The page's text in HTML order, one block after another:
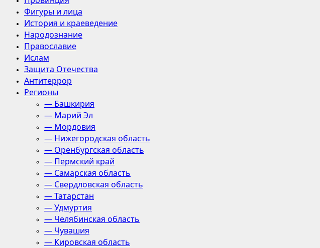
Фигуры и лица
История и краеведение
Народознание
Православие
Ислам
Защита Отечества
Антитеррор
Регионы
— Башкирия
— Марий Эл
— Мордовия
— Нижегородская область
— Оренбургская область
— Пермский край
— Самарская область
— Свердловская область
— Татарстан
— Удмуртия
— Челябинская область
— Чувашия
— Кировская область